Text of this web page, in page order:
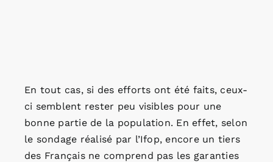
En tout cas, si des efforts ont été faits, ceux-
ci semblent rester peu visibles pour une
bonne partie de la population. En effet, selon
le sondage réalisé par l’Ifop, encore un tiers
des Français ne comprend pas les garanties